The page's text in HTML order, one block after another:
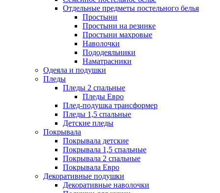
Отдельные предметы постельного белья
Простыни
Простыни на резинке
Простыни махровые
Наволочки
Пододеяльники
Наматрасники
Одеяла и подушки
Пледы
Пледы 2 спальные
Пледы Евро
Плед-подушка трансформер
Пледы 1,5 спальные
Детские пледы
Покрывала
Покрывала детские
Покрывала 1,5 спальные
Покрывала 2 спальные
Покрывала Евро
Декоративные подушки
Декоративные наволочки